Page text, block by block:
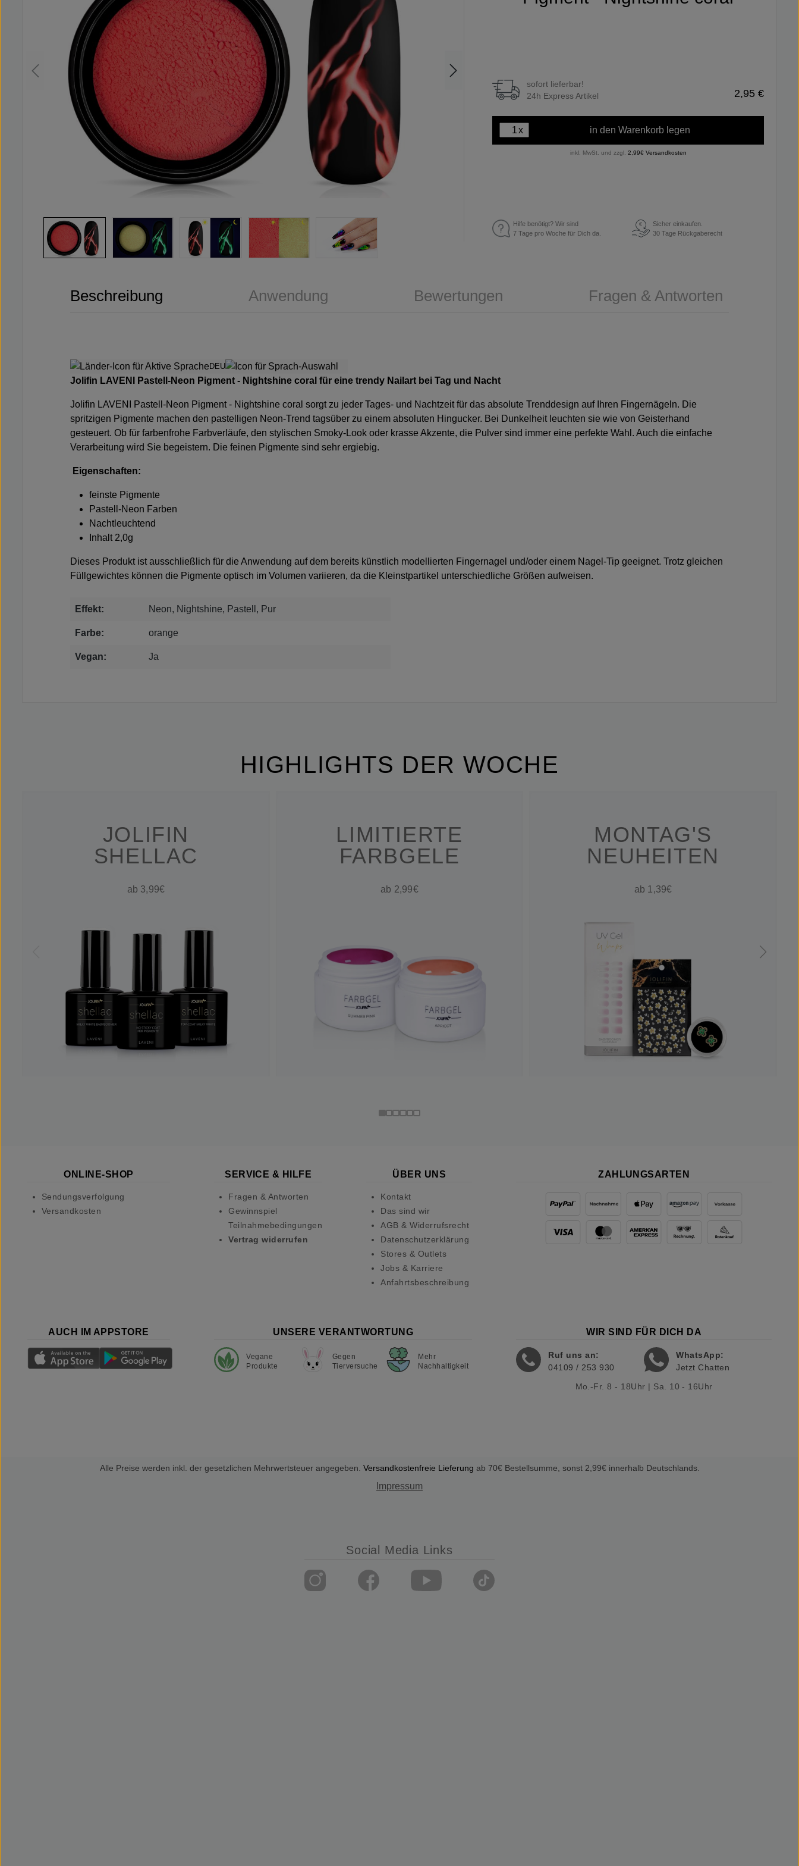
sofort lieferbar!
24h Express Artikel
2,95 €
x in den Warenkorb legen
inkl. MwSt. und zzgl. 2,99€ Versandkosten
Hilfe benötigt? Wir sind
7 Tage pro Woche für Dich da.
€
Sicher einkaufen.
30 Tage Rückgaberecht
Beschreibung Anwendung Bewertungen Fragen & Antworten
DEU
Jolifin LAVENI Pastell-Neon Pigment - Nightshine coral für eine trendy Nailart bei Tag und Nacht
Jolifin LAVENI Pastell-Neon Pigment - Nightshine coral sorgt zu jeder Tages- und Nachtzeit für das absolute Trenddesign auf Ihren Fingernägeln. Die
spritzigen Pigmente machen den pastelligen Neon-Trend tagsüber zu einem absoluten Hingucker. Bei Dunkelheit leuchten sie wie von Geisterhand
gesteuert. Ob für farbenfrohe Farbverläufe, den stylischen Smoky-Look oder krasse Akzente, die Pulver sind immer eine perfekte Wahl. Auch die einfache
Verarbeitung wird Sie begeistern. Die feinen Pigmente sind sehr ergiebig.
Eigenschaften:
feinste Pigmente
Pastell-Neon Farben
Nachtleuchtend
Inhalt 2,0g
Dieses Produkt ist ausschließlich für die Anwendung auf dem bereits künstlich modellierten Fingernagel und/oder einem Nagel-Tip geeignet. Trotz gleichen
Füllgewichtes können die Pigmente optisch im Volumen variieren, da die Kleinstpartikel unterschiedliche Größen aufweisen.
Effekt: Neon, Nightshine, Pastell, Pur
Farbe: orange
Vegan: Ja
HIGHLIGHTS DER WOCHE
JOLIFIN
SHELLAC
ab 3,99€
LIMITIERTE
FARBGELE
ab 2,99€
MONTAG'S
NEUHEITEN
ab 1,39€
ONLINE-SHOP
Sendungsverfolgung
Versandkosten
SERVICE & HILFE
Fragen & Antworten
Gewinnspiel
Teilnahmebedingungen
Vertrag widerrufen
ÜBER UNS
Kontakt
Das sind wir
AGB & Widerrufsrecht
Datenschutzerklärung
Stores & Outlets
Jobs & Karriere
Anfahrtsbeschreibung
ZAHLUNGSARTEN
AUCH IM APPSTORE UNSERE VERANTWORTUNG
Vegane
Produkte
Gegen
Tierversuche
Mehr
Nachhaltigkeit
WIR SIND FÜR DICH DA
Ruf uns an:
04109 / 253 930
WhatsApp:
Jetzt Chatten
Mo.-Fr. 8 - 18Uhr | Sa. 10 - 16Uhr
Alle Preise werden inkl. der gesetzlichen Mehrwertsteuer angegeben. Versandkostenfreie Lieferung ab 70€ Bestellsumme, sonst 2,99€ innerhalb Deutschlands.
Impressum
Social Media Links